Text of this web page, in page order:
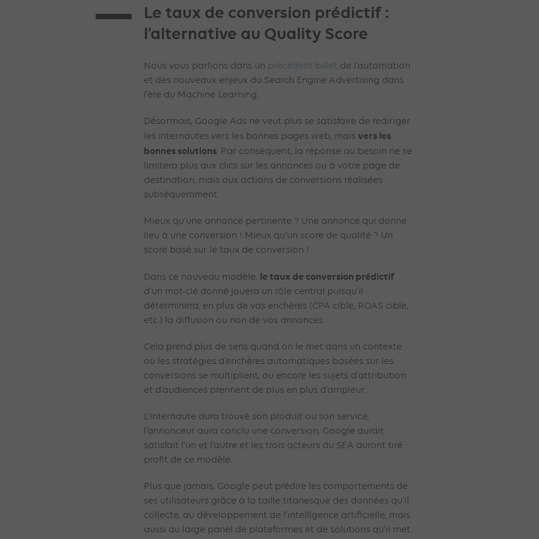
Le taux de conversion prédictif :
l’alternative au Quality Score
Nous vous parlions dans un précédent billet de l’automation
et des nouveaux enjeux du Search Engine Advertising dans
l’ère du Machine Learning.
Désormais, Google Ads ne veut plus se satisfaire de rediriger
les internautes vers les bonnes pages web, mais vers les
bonnes solutions. Par conséquent, la réponse au besoin ne se
limitera plus aux clics sur les annonces ou à votre page de
destination, mais aux actions de conversions réalisées
subséquemment.
Mieux qu’une annonce pertinente ? Une annonce qui donne
lieu à une conversion ! Mieux qu’un score de qualité ? Un
score basé sur le taux de conversion !
Dans ce nouveau modèle, le taux de conversion prédictif
d’un mot-clé donné jouera un rôle central puisqu’il
déterminera, en plus de vos enchères (CPA cible, ROAS cible,
etc.) la diffusion ou non de vos annonces.
Cela prend plus de sens quand on le met dans un contexte
où les stratégies d’enchères automatiques basées sur les
conversions se multiplient, ou encore les sujets d’attribution
et d’audiences prennent de plus en plus d’ampleur.
L’internaute aura trouvé son produit ou son service,
l’annonceur aura conclu une conversion, Google aurait
satisfait l’un et l’autre et les trois acteurs du SEA auront tiré
profit de ce modèle.
Plus que jamais, Google peut prédire les comportements de
ses utilisateurs grâce à la taille titanesque des données qu’il
collecte, au développement de l’intelligence artificielle, mais
aussi au large panel de plateformes et de solutions qu’il met